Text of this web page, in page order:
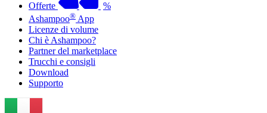
Offerte
%
Ashampoo® App
Licenze di volume
Chi è Ashampoo?
Partner del marketplace
Trucchi e consigli
Download
Supporto